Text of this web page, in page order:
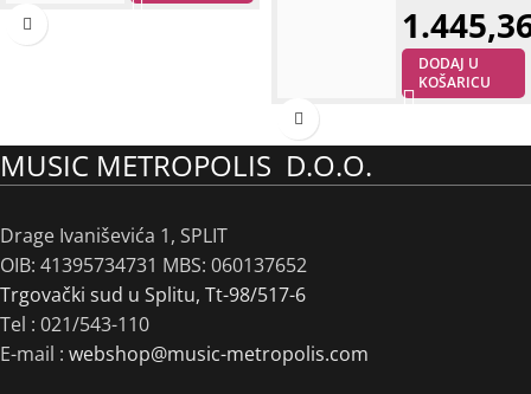
DODAJ U
KOŠARICU
MUSIC METROPOLIS D.O.O.
Drage Ivaniševića 1, SPLIT
OIB: 41395734731 MBS: 060137652
Trgovački sud u Splitu, Tt-98/517-6
Tel : 021/543-110
E-mail : webshop@music-metropolis.com